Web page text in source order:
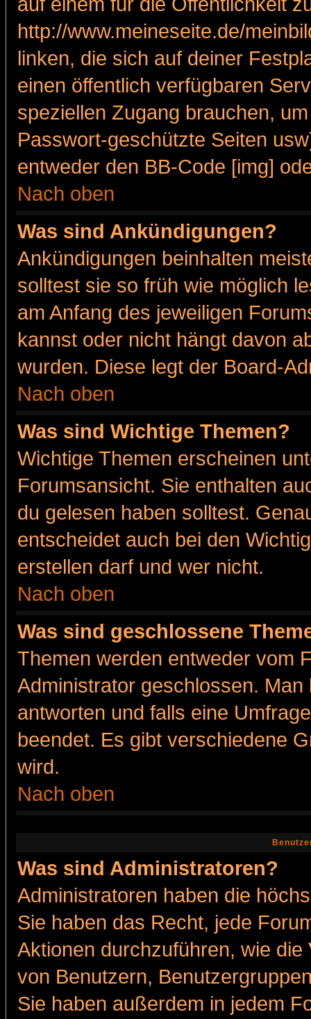
http://www.meineseite.de/
linken, die sich auf deiner
einen öffentlich verfügbaren
speziellen Zugang brauchen,
Passwort-geschützte Seiten
entweder den BB-Code [img]
Nach oben
Was sind Ankündigungen?
Ankündigungen beinhalten
solltest sie so früh wie möglich
am Anfang des jeweiligen
kannst oder nicht hängt davon
wurden. Diese legt der Board-
Nach oben
Was sind Wichtige Themen?
Wichtige Themen erscheinen
Forumsansicht. Sie enthalten
du gelesen haben solltest.
entscheidet auch bei den
erstellen darf und wer nicht.
Nach oben
Was sind geschlossene
Themen werden entweder vom
Administrator geschlossen.
antworten und falls eine
beendet. Es gibt verschiedene
wird.
Nach oben
Was sind Administratoren?
Administratoren haben die
Sie haben das Recht, jede
Aktionen durchzuführen, wie
von Benutzern,
Sie haben außerdem in jedem